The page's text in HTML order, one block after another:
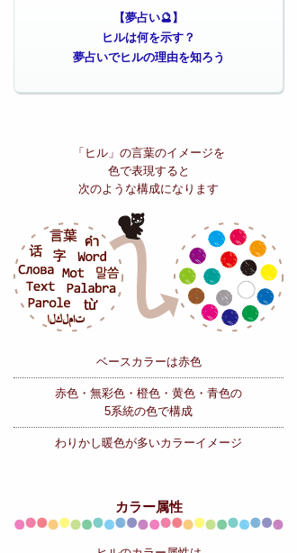
【夢占い🔮】
ヒルは何を示す？
夢占いでヒルの理由を知ろう
「ヒル」の言葉のイメージを
色で表現すると
次のような構成になります
ベースカラーは赤色
赤色・無彩色・橙色・黄色・青色の
5系統の色で構成
わりかし暖色が多いカラーイメージ
カラー属性